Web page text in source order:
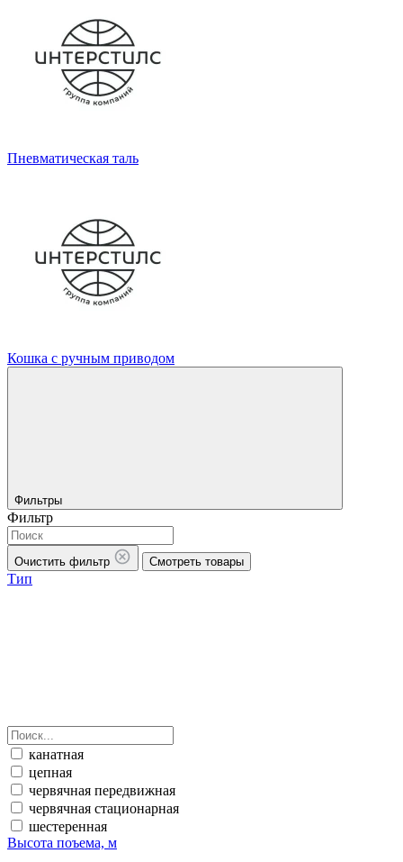
Пневматическая таль
Кошка с ручным приводом
Фильтры
Фильтр
Очистить фильтр Смотреть товары
Тип
канатная
цепная
червячная передвижная
червячная стационарная
шестеренная
Высота поъема, м